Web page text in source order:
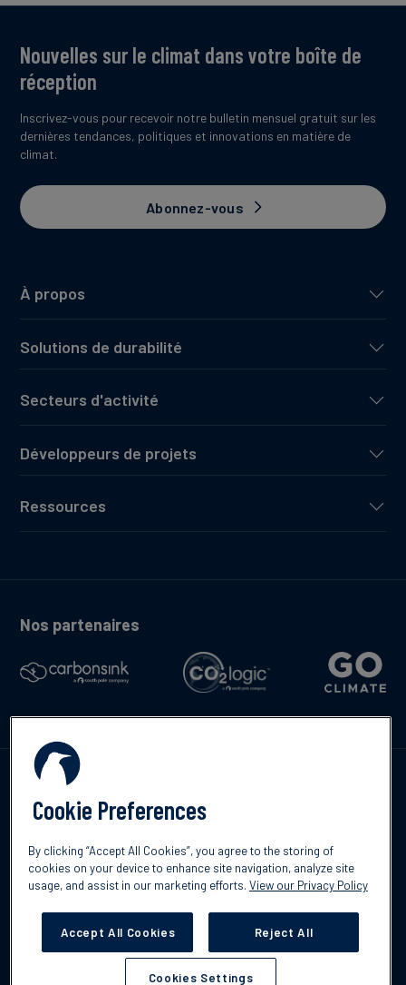
English
À propos
Solutions de durabilité
Secteurs d'activité
Développeurs de projets
Ressources
Nouvelles sur le climat dans votre boîte de
réception
Inscrivez-vous pour recevoir notre bulletin mensuel gratuit sur les
dernières tendances, politiques et innovations en matière de
climat.
Abonnez-vous
Nos partenaires
responsabilité
Cookie Preferences
By clicking “Accept All Cookies”, you agree to the storing of
cookies on your device to enhance site navigation, analyze site
usage, and assist in our marketing efforts. View our Privacy Policy
Accept All Cookies Reject All
Cookies Settings